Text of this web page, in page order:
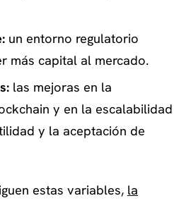
un entorno regulatorio
más capital al mercado.
las mejoras en la
y en la escalabilidad
y la aceptación de
estas variables, la